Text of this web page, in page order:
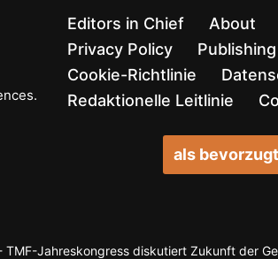
Editors in Chief About
Privacy Policy
Publishing
Cookie-Richtlinie
Redaktionelle Leitlinie
als
TMF-Jahreskongress diskutiert Zukunft der